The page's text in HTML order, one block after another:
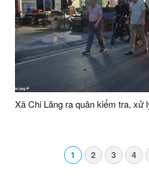
Xã Chi Lăng ra quân kiểm tra, xử
1 2 3 4